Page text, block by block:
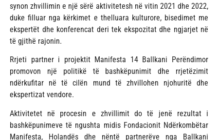
synon zhvillimin e një sërë aktivitetesh në vitin 2021 dhe 2022,
duke filluar nga kërkimet e thelluara kulturore, bisedimet me
ekspertët dhe konferencat deri tek ekspozitat dhe ngjarjet në
të gjithë rajonin.
Rrjeti partner i projektit Manifesta 14 Ballkani Perëndimor
promovon një politikë të bashkëpunimit dhe rrjetëzimit
ndërkufitar në të cilën mund të zhvillohen njohuritë dhe
ekspertizat vendore.
Aktivitetet në procesin e zhvillimit do të jenë rezultat i
bashkëpunimeve të ngushta midis Fondacionit Ndërkombëtar
Manifesta, Holandës dhe nëntë partnerëve nga Ballkani